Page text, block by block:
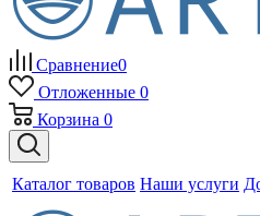
Сравнение0
Отложенные 0
Корзина 0
Каталог товаров Наши услуги